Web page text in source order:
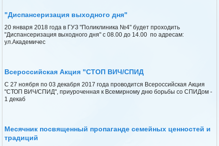
"Диспансеризация выходного дня"
20 января 2018 года в ГУЗ "Поликлиника №4" будет проходить
"Диспансеризация выходного дня" с 08.00 до 14.00 по адресам:
ул.Академичес
Всероссийская Акция "СТОП ВИЧ/СПИД
С 27 ноября по 03 декабря 2017 года проводится Всероссийская Акция
"СТОП ВИЧ/СПИД", приуроченная к Всемирному дню борьбы со СПИДом -
1 декаб
Месячник посвященный пропаганде семейных ценностей и
традиций